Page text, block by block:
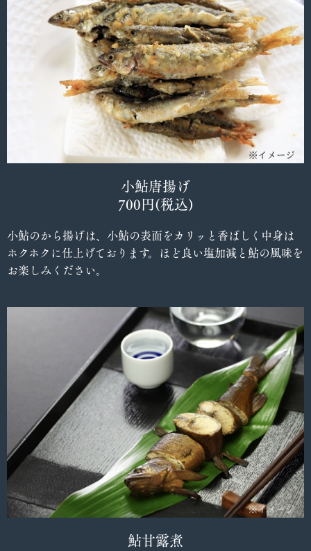
小鮎唐揚げ
700円(税込)
小鮎のから揚げは、小鮎の表面をカリッと香ばしく中身は
ホクホクに仕上げております。ほど良い塩加減と鮎の風味を
お楽しみください。
鮎甘露煮